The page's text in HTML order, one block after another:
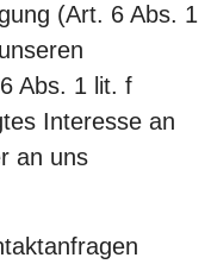
(Art. 6 Abs. 1
Abs. 1 lit. f
Interesse an
an uns